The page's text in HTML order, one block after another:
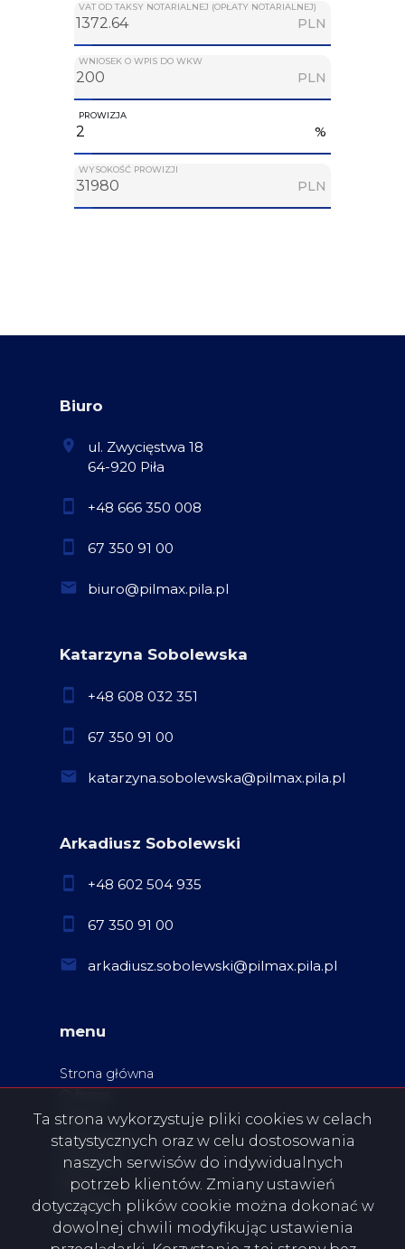
VAT OD TAKSY NOTARIALNEJ (OPŁATY NOTARIALNEJ)
PLN
WNIOSEK O WPIS DO WKW
PLN
PROWIZJA
%
WYSOKOŚĆ PROWIZJI
PLN
Biuro
ul. Zwycięstwa 18
64-920 Piła
+48 666 350 008
67 350 91 00
biuro@pilmax.pila.pl
Katarzyna Sobolewska
+48 608 032 351
67 350 91 00
katarzyna.sobolewska@pilmax.pila.pl
Arkadiusz Sobolewski
+48 602 504 935
67 350 91 00
arkadiusz.sobolewski@pilmax.pila.pl
menu
Strona główna
Oferty
Zgłoszenia
Ulubione
Blog
Kontakt
Rodo
Ta strona wykorzystuje pliki cookies w celach
statystycznych oraz w celu dostosowania
naszych serwisów do indywidualnych
potrzeb klientów. Zmiany ustawień
dotyczących plików cookie można dokonać w
dowolnej chwili modyfikując ustawienia